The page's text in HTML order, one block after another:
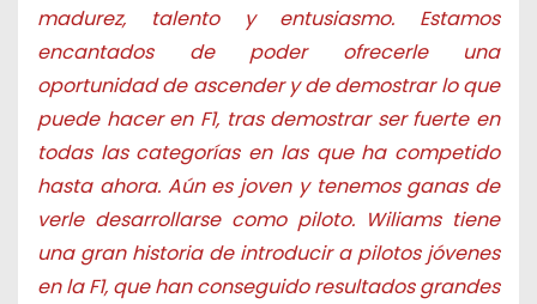
madurez, talento y entusiasmo. Estamos
encantados de poder ofrecerle una
oportunidad de ascender y de demostrar lo que
puede hacer en F1, tras demostrar ser fuerte en
todas las categorías en las que ha competido
hasta ahora. Aún es joven y tenemos ganas de
verle desarrollarse como piloto. Wiliams tiene
una gran historia de introducir a pilotos jóvenes
en la F1, que han conseguido resultados grandes